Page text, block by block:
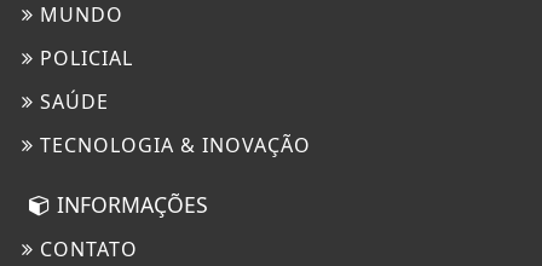
MUNDO
POLICIAL
SAÚDE
TECNOLOGIA & INOVAÇÃO
INFORMAÇÕES
CONTATO